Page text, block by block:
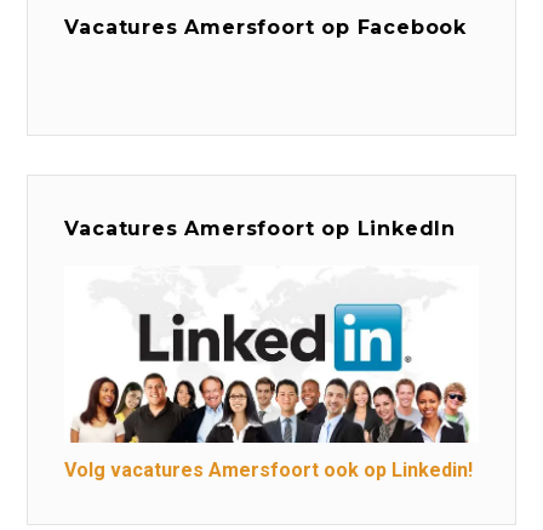
Vacatures Amersfoort op Facebook
Vacatures Amersfoort op LinkedIn
Volg vacatures Amersfoort ook op Linkedin!